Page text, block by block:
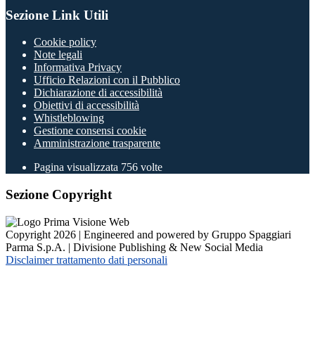
Sezione Link Utili
Cookie policy
Note legali
Informativa Privacy
Ufficio Relazioni con il Pubblico
Dichiarazione di accessibilità
Obiettivi di accessibilità
Whistleblowing
Gestione consensi cookie
Amministrazione trasparente
Pagina visualizzata 756 volte
Sezione Copyright
Copyright 2026 | Engineered and powered by Gruppo Spaggiari
Parma S.p.A. | Divisione Publishing & New Social Media
Disclaimer trattamento dati personali